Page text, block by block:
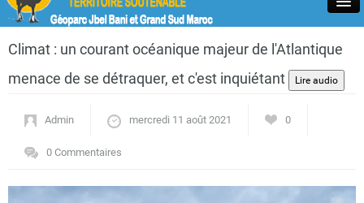
Close
Actualités
Climat : un courant océanique majeur de l'Atlantique
menace de se détraquer, et c'est inquiétant
Admin mercredi 11 août 2021 0
0 Commentaires